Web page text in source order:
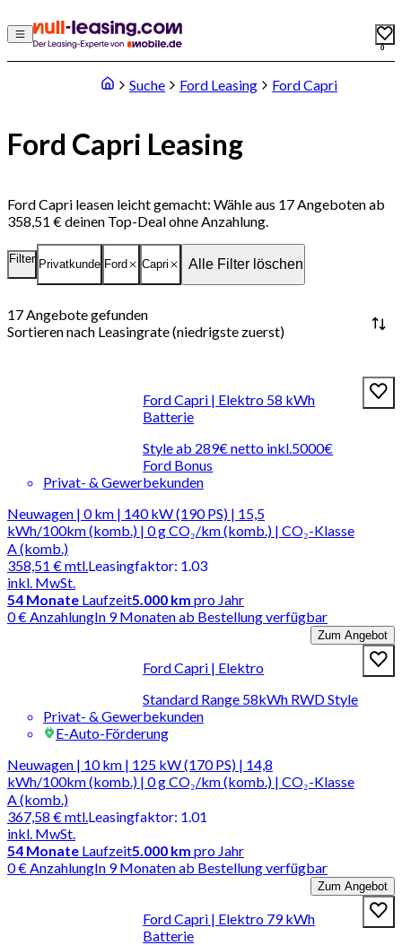
0
Suche Ford Leasing Ford Capri
Ford Capri Leasing
Ford Capri leasen leicht gemacht: Wähle aus 17 Angeboten ab
358,51 € deinen Top-Deal ohne Anzahlung.
Filter Privatkunde Ford Capri Alle Filter löschen
17Angebote gefunden
Sortieren nach Leasingrate (niedrigste zuerst)
Ford Capri | Elektro 58 kWh
Batterie
Style ab 289€ netto inkl.5000€
Ford Bonus
Privat- & Gewerbekunden
Neuwagen | 0 km | 140 kW (190 PS) | 15,5
kWh/100km (komb.) | 0 g CO₂/km (komb.) | CO₂-Klasse
A (komb.)
358,51 €mtl.
inkl. MwSt.
Leasingfaktor: 1.03
54 Monate Laufzeit5.000 km pro Jahr
0 € AnzahlungIn 9 Monaten ab Bestellung verfügbar
Zum Angebot
Ford Capri | Elektro
Standard Range 58kWh RWD Style
Privat- & Gewerbekunden
E-Auto-Förderung
Neuwagen | 10 km | 125 kW (170 PS) | 14,8
kWh/100km (komb.) | 0 g CO₂/km (komb.) | CO₂-Klasse
A (komb.)
367,58 €mtl.
inkl. MwSt.
Leasingfaktor: 1.01
54 Monate Laufzeit5.000 km pro Jahr
0 € AnzahlungIn 9 Monaten ab Bestellung verfügbar
Zum Angebot
Ford Capri | Elektro 79 kWh
Batterie